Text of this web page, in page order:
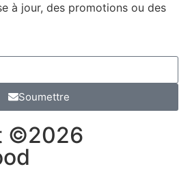
à jour, des promotions ou des
Soumettre
©2026